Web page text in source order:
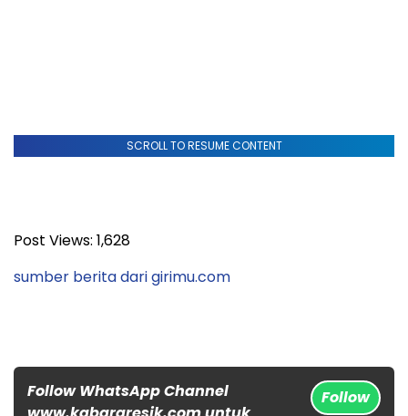
SCROLL TO RESUME CONTENT
Post Views: 1,628
sumber berita dari girimu.com
Follow WhatsApp Channel
Follow